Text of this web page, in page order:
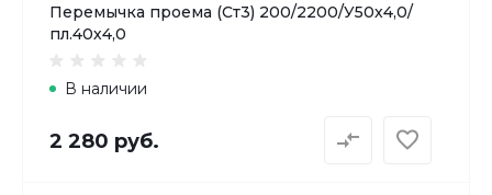
Перемычка проема (Ст3) 200/2200/У50х4,0/
пл.40х4,0
В наличии
2 280 руб.